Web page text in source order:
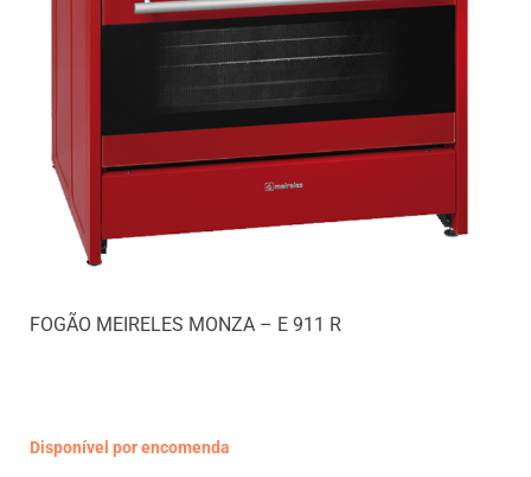
FOGÃO MEIRELES MONZA – E 911 R
Disponível por encomenda